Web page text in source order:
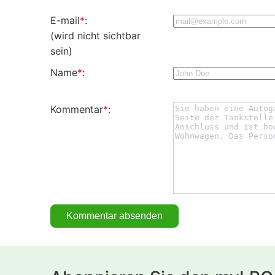
E-mail*:
(wird nicht sichtbar
sein)
Name*:
Kommentar*: